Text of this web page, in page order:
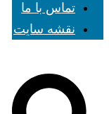
تماس با ما
نقشه سایت